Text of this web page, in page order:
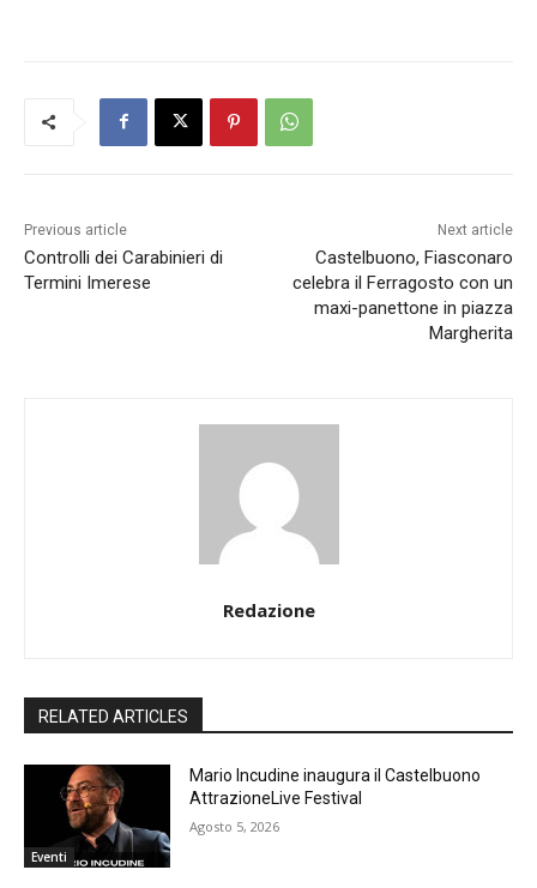
Previous article
Controlli dei Carabinieri di
Termini Imerese
Next article
Castelbuono, Fiasconaro
celebra il Ferragosto con un
maxi-panettone in piazza
Margherita
Redazione
RELATED ARTICLES
Eventi
Mario Incudine inaugura il Castelbuono
AttrazioneLive Festival
Agosto 5, 2026